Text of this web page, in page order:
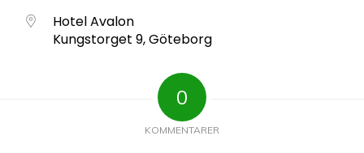
Hotel Avalon
Kungstorget 9, Göteborg
0
KOMMENTARER